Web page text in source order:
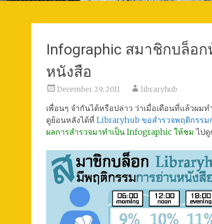
Infographic สมาชิกบล็อ
หนังสือ
December 29, 2011 libraryhub
เพื่อนๆ จำกันได้หรือปล่าว ว่าเมื่อเดือนที่แล้วผมท
ดูย้อนหลังได้ที่ Libraryhub ขอสำรวจพฤติกรร
ผลการสำรวจมาทำเป็น Infographic ให้ชม ไปดู